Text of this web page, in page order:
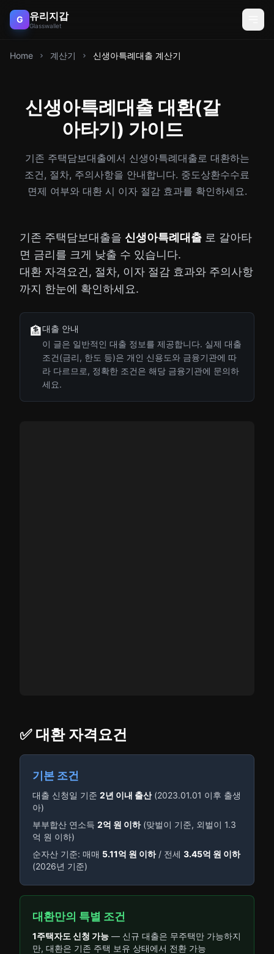
G 유리지갑
Glasswallet
Home 계산기 신생아특례대출 계산기
신생아특례대출 대환(갈
아타기) 가이드
기존 주택담보대출에서 신생아특례대출로 대환하는
조건, 절차, 주의사항을 안내합니다. 중도상환수수료
면제 여부와 대환 시 이자 절감 효과를 확인하세요.
기존 주택담보대출을 신생아특례대출 로 갈아타
면 금리를 크게 낮출 수 있습니다.
대환 자격요건, 절차, 이자 절감 효과와 주의사항
까지 한눈에 확인하세요.
🏦대출 안내
이 글은 일반적인 대출 정보를 제공합니다. 실제 대출
조건(금리, 한도 등)은 개인 신용도와 금융기관에 따
라 다르므로, 정확한 조건은 해당 금융기관에 문의하
세요.
✅ 대환 자격요건
기본 조건
대출 신청일 기준 2년 이내 출산(2023.01.01 이후 출생
아)
부부합산 연소득 2억 원 이하(맞벌이 기준, 외벌이 1.3
억 원 이하)
순자산 기준: 매매 5.11억 원 이하/ 전세 3.45억 원 이하
(2026년 기준)
대환만의 특별 조건
1주택자도 신청 가능 — 신규 대출은 무주택만 가능하지
만, 대환은 기존 주택 보유 상태에서 전환 가능